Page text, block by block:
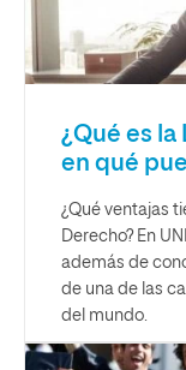
¿Qué es
en qué
¿Qué ventajas
Derecho? En
además de
de una de las
del mundo.